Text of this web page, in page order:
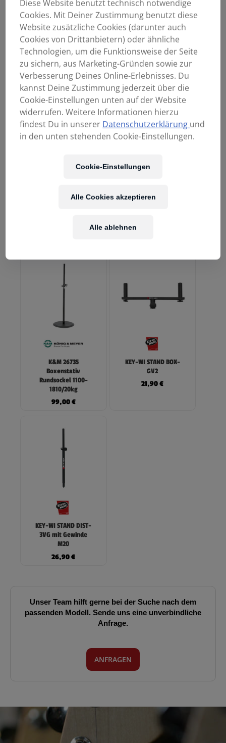
Adam Hall SPS023
Boxenstativ schwarz
39,90€
K&M 214/6B
Boxenstativ
109,00 €
Schwerem Sockel
K&M 26735
Boxenstativ
Rundsockel 1100-
1810/20kg
99,00€
KEY-WI STAND BOX-
GV2
21,90€
KEY-WI STAND DIST-
3VG mit Gewinde
M20
26,90€
Unser Team hilft gerne bei der Suche nach dem
passenden Modell. Sende uns eine unverbindliche
Anfrage.
ANFRAGEN
Diese Website benutzt technisch notwendige
Cookies. Mit Deiner Zustimmung benutzt diese
Website zusätzliche Cookies (darunter auch
Cookies von Drittanbietern) oder ähnliche
Technologien, um die Funktionsweise der Seite
zu sichern, aus Marketing-Gründen sowie zur
Verbesserung Deines Online-Erlebnisses. Du
kannst Deine Zustimmung jederzeit über die
Cookie-Einstellungen unten auf der Website
widerrufen. Weitere Informationen hierzu
findest Du in unserer Datenschutzerklärung und
in den unten stehenden Cookie-Einstellungen.
Cookie-Einstellungen
Alle ablehnen
Alle Cookies akzeptieren